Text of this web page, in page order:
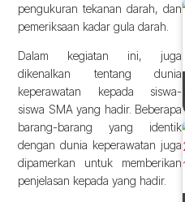
pengukuran tekanan darah, dan
pemeriksaan kadar gula darah.
Dalam kegiatan ini, juga
dikenalkan tentang dunia
keperawatan kepada siswa-
siswa SMA yang hadir. Beberapa
barang-barang yang identik
dengan dunia keperawatan juga
dipamerkan untuk memberikan
penjelasan kepada yang hadir.